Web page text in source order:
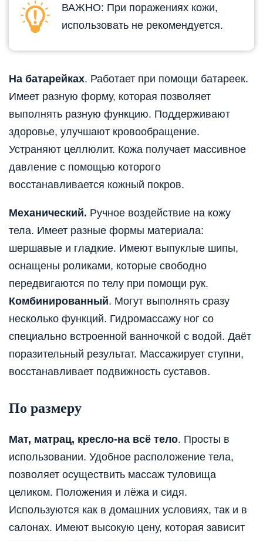
ВАЖНО: При поражениях кожи,
использовать не рекомендуется.
На батарейках. Работает при помощи батареек.
Имеет разную форму, которая позволяет
выполнять разную функцию. Поддерживают
здоровье, улучшают кровообращение.
Устраняют целлюлит. Кожа получает массивное
давление с помощью которого
восстанавливается кожный покров.
Механический. Ручное воздействие на кожу
тела. Имеет разные формы материала:
шершавые и гладкие. Имеют выпуклые шипы,
оснащены роликами, которые свободно
передвигаются по телу при помощи рук.
Комбинированный. Могут выполнять сразу
несколько функций. Гидромассажу ног со
специально встроенной ванночкой с водой. Даёт
поразительный результат. Массажирует ступни,
восстанавливает подвижность суставов.
По размеру
Мат, матрац, кресло-на всё тело. Просты в
использовании. Удобное расположение тела,
позволяет осуществить массаж туловища
целиком. Положения и лёжа и сидя.
Используются как в домашних условиях, так и в
салонах. Имеют высокую цену, которая зависит